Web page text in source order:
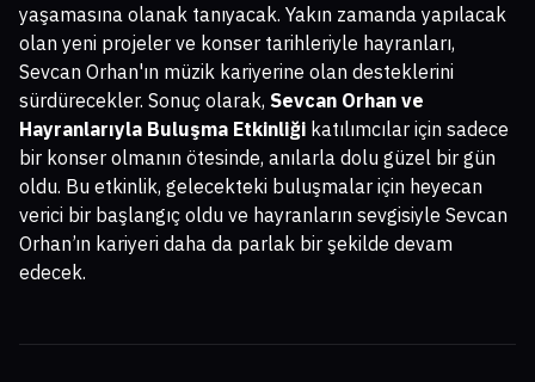
yaşamasına olanak tanıyacak. Yakın zamanda yapılacak
olan yeni projeler ve konser tarihleriyle hayranları,
Sevcan Orhan'ın müzik kariyerine olan desteklerini
sürdürecekler. Sonuç olarak, Sevcan Orhan ve
Hayranlarıyla Buluşma Etkinliği katılımcılar için sadece
bir konser olmanın ötesinde, anılarla dolu güzel bir gün
oldu. Bu etkinlik, gelecekteki buluşmalar için heyecan
verici bir başlangıç oldu ve hayranların sevgisiyle Sevcan
Orhan’ın kariyeri daha da parlak bir şekilde devam
edecek.